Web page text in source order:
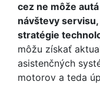
cez ne môže
návštevy
stratégie
môžu získať
asistenčných
motorov a teda